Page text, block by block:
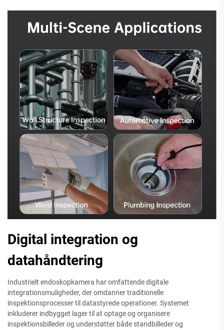
Digital integration og
datahåndtering
Industrielt endoskopkamera har omfattende digitale
integrationsmuligheder, der omdanner traditionelle
inspektionsprocesser til datastyrede operationer. Systemet
inkluderer indbygget lager til at optage og organisere
inspektionsbilleder og understøtter både standbilleder og